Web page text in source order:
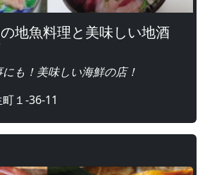
地魚料理と美味しい地酒
も！美味しい海鮮の店！
１-36-11